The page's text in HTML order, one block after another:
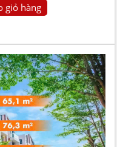
giỏ hàng